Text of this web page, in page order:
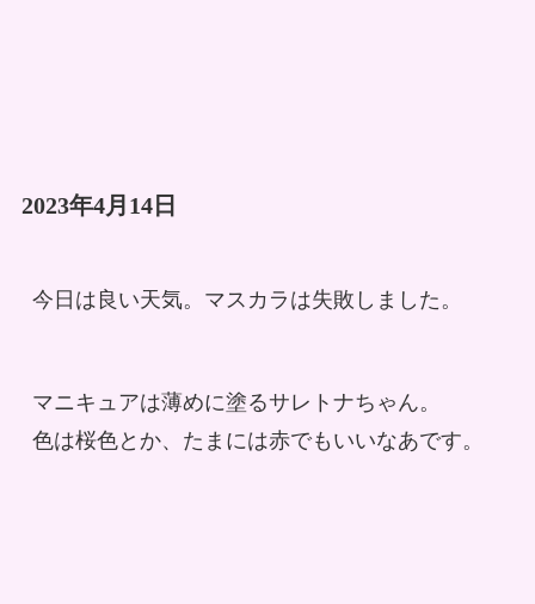
2023年4月14日
今日は良い天気。マスカラは失敗しました。
マニキュアは薄めに塗るサレトナちゃん。
色は桜色とか、たまには赤でもいいなあです。